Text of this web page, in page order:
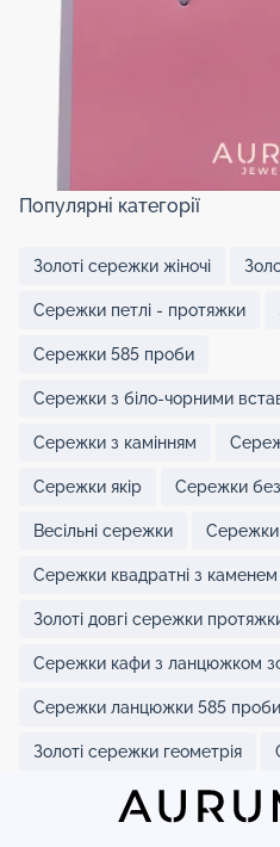
Популярні категорії
Золоті сережки жіночі
Сережки петлі - протяжки
Сережки 585 проби
Сережки з біло-чорними
Сережки з камінням
Сережки якір Сережки
Весільні сережки Сережки
Сережки квадратні з каменем
Золоті довгі сережки
Сережки кафи з ланцюжком
Сережки ланцюжки 585 проби
Золоті сережки геометрія